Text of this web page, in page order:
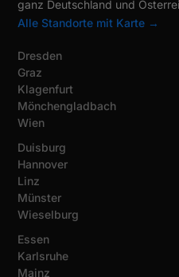
ganz Deutschland und
Alle Standorte mit Karte →
Dresden
Graz
Klagenfurt
Mönchengladbach
Wien
Duisburg
Hannover
Linz
Münster
Wieselburg
Essen
Karlsruhe
Mainz